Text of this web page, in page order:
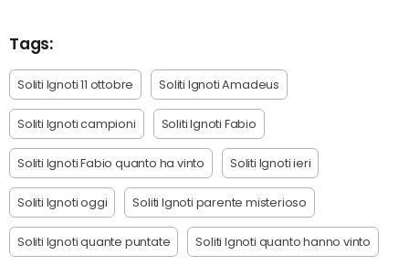
Tags:
Soliti Ignoti 11 ottobre Soliti Ignoti Amadeus
Soliti Ignoti campioni Soliti Ignoti Fabio
Soliti Ignoti Fabio quanto ha vinto Soliti Ignoti ieri
Soliti Ignoti oggi Soliti Ignoti parente misterioso
Soliti Ignoti quante puntate Soliti Ignoti quanto hanno vinto